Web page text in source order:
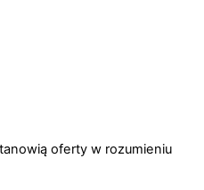
oferty w rozumieniu